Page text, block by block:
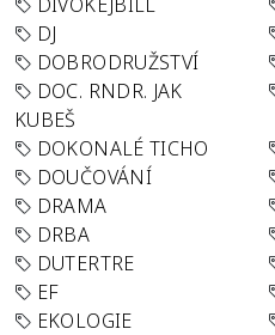
DJ
DOBRODRUŽSTVÍ
DOC. RNDR. JAK
KUBEŠ
DOKONALÉ TICHO
DOUČOVÁNÍ
DRAMA
DRBA
DUTERTRE
EF
EKOLOGIE